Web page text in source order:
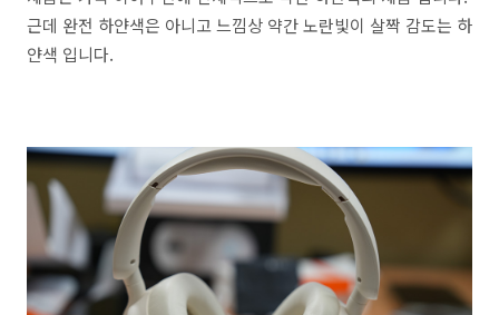
근데 완전 하얀색은 아니고 느낌상 약간 노란빛이 살짝 감도는 하
얀색 입니다.